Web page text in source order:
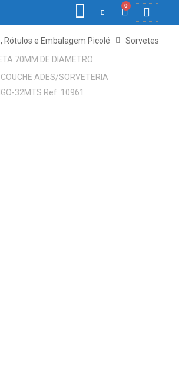
0
Rótulos e Embalagem Picolé
Sorvetes
70MM DE DIAMETRO
ADES/SORVETERIA
32MTS Ref: 10961